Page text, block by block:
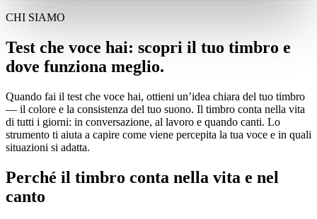
CHI SIAMO
Test che voce hai: scopri il tuo timbro e
dove funziona meglio.
Quando fai il test che voce hai, ottieni un’idea chiara del tuo timbro
— il colore e la consistenza del tuo suono. Il timbro conta nella vita
di tutti i giorni: in conversazione, al lavoro e quando canti. Lo
strumento ti aiuta a capire come viene percepita la tua voce e in quali
situazioni si adatta.
Perché il timbro conta nella vita e nel
canto